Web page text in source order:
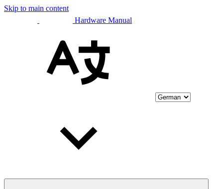
Skip to main content
Hardware Manual